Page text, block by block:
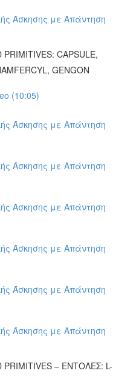
Άσκησης με Απάντηση
CAPSULE,
GENGON
(10:05)
Άσκησης με Απάντηση
Άσκησης με Απάντηση
Άσκησης με Απάντηση
Άσκησης με Απάντηση
Άσκησης με Απάντηση
Άσκησης με Απάντηση
PRIMITIVES – ΕΝΤΟΛΕΣ: L-